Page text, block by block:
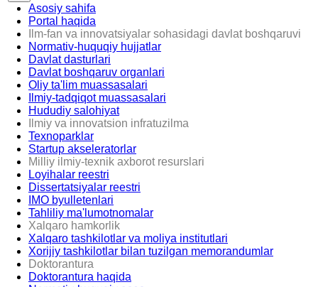
Asosiy sahifa
Portal haqida
Ilm-fan va innovatsiyalar sohasidagi davlat boshqaruvi
Normativ-huquqiy hujjatlar
Davlat dasturlari
Davlat boshqaruv organlari
Oliy ta'lim muassasalari
Ilmiy-tadqiqot muassasalari
Hududiy salohiyat
Ilmiy va innovatsion infratuzilma
Texnoparklar
Startup akseleratorlar
Milliy ilmiy-texnik axborot resurslari
Loyihalar reestri
Dissertatsiyalar reestri
IMO byulletenlari
Tahliliy ma'lumotnomalar
Xalqaro hamkorlik
Xalqaro tashkilotlar va moliya institutlari
Xorijiy tashkilotlar bilan tuzilgan memorandumlar
Doktorantura
Doktorantura haqida